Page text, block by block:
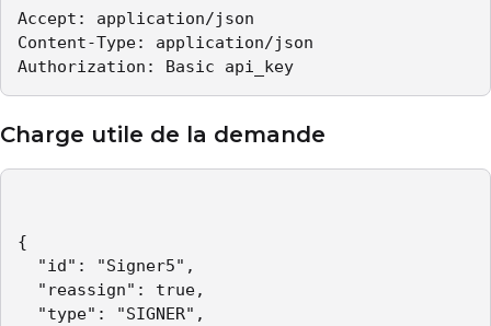
Accept: application/json
Content-Type: application/json
Authorization: Basic api_key
Charge utile de la demande
{
"id": "Signer5",
"reassign": true,
"type": "SIGNER",